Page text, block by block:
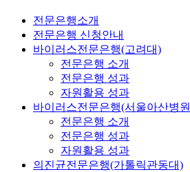
전문은행소개
전문은행 신청안내
바이러스전문은행(고려대)
전문은행 소개
전문은행 성과
자원활용 성과
바이러스전문은행(서울아산병
전문은행 소개
전문은행 성과
자원활용 성과
의진균전문은행(가톨릭관동대)